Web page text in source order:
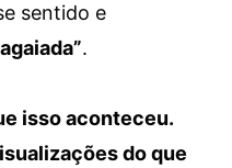
sentido e
.
isso aconteceu.
do que